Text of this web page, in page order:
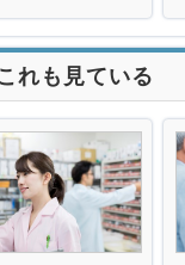
れも見ている